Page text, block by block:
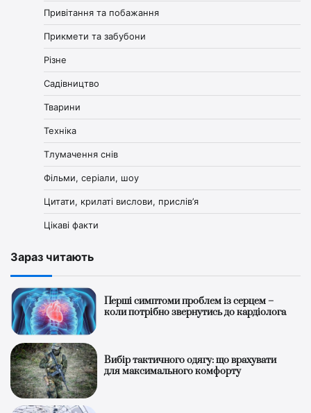
Привітання та побажання
Прикмети та забубони
Різне
Садівництво
Тварини
Техніка
Тлумачення снів
Фільми, серіали, шоу
Цитати, крилаті вислови, прислів’я
Цікаві факти
Зараз читають
Перші симптоми проблем із серцем –
коли потрібно звернутись до кардіолога
Вибір тактичного одягу: що врахувати
для максимального комфорту